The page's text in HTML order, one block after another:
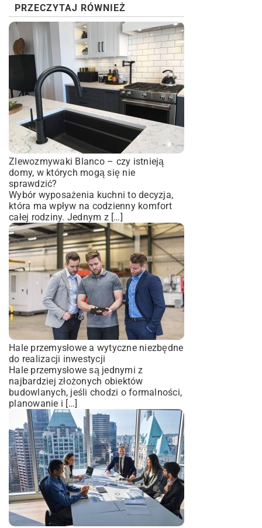
PRZECZYTAJ RÓWNIEŻ
Zlewozmywaki Blanco – czy istnieją
domy, w których mogą się nie
sprawdzić?
Wybór wyposażenia kuchni to decyzja,
która ma wpływ na codzienny komfort
całej rodziny. Jednym z […]
Hale przemysłowe a wytyczne niezbędne
do realizacji inwestycji
Hale przemysłowe są jednymi z
najbardziej złożonych obiektów
budowlanych, jeśli chodzi o formalności,
planowanie i […]